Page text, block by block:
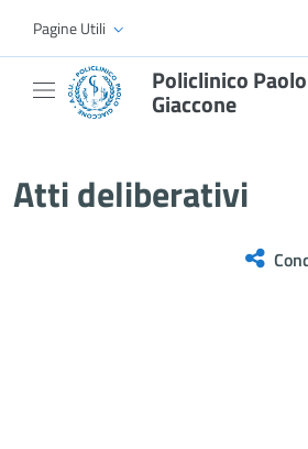
Skip to Main Content
Pagine Utili
Policlinico Paolo
Giaccone
Atti deliberativi